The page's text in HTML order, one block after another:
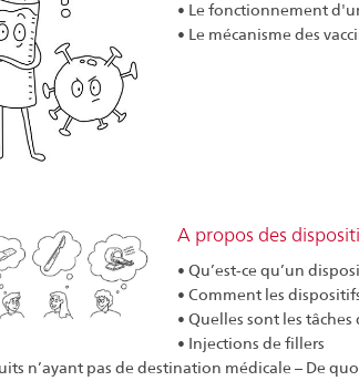
• Le fonctionnement
• Le mécanisme des
A propos des
• Qu’est-ce qu’un
• Comment les
• Quelles sont les
• Injections de fillers
n’ayant pas de destination médicale – De